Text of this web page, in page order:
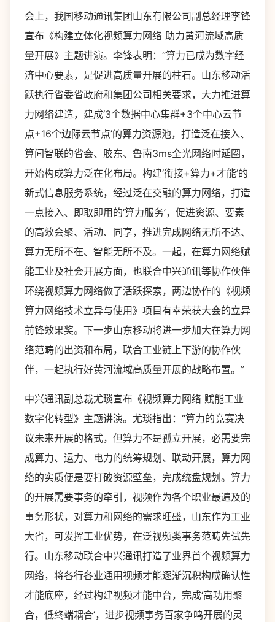
会上，我国移动通讯集团山东有限公司副总经理李锋
宣布《构建立体化视频算力网络 助力黄河流域高质
量开展》主题讲演。李锋表明：“算力已成为数字经
济中心要素，是促进高质量开展的柱石。山东移动活
跃执行省委省政府和集团公司相关要求，大力推进算
力网络建造，建成‘3个数据中心集群+3个中心云节
点+16个边际云节点’的算力资源池，打造泛在接入、
算间智联的省会、胶东、鲁南3ms全光网络时延圈，
开始构成算力泛在化布局。构建‘衔接+算力+才能’的
新式信息服务系统，经过泛在交融的算力网络，打造
一点接入、即取即用的‘算力服务’，促进资源、要素
的高效会聚、活动、同享，推进完成网络无所不达、
算力无所不在、智能无所不及。一起，在算力网络赋
能工业及社会开展方面，也联合中兴通讯等协作伙伴
环绕视频算力网络做了活跃探索，两边协作的《视频
算力网络技术立异与使用》项目有幸荣获大会的立异
前锋效果奖。下一步山东移动将进一步加大在算力网
络范畴的出资和布局，联合工业链上下游的协作伙
伴，一起执行好黄河流域高质量开展的战略布置。”
中兴通讯副总裁尤琰宣布《视频算力网络 赋能工业
数字化转型》主题讲演。尤琰指出：“算力的竞赛决
议未来开展的格式，但算力不是孤立开展，必需要完
成算力、运力、电力的统筹规划、联动开展，算力网
络的实质便是要打破资源壁垒，完成统盘规划。算力
的开展需要事务的牵引，视频作为各个职业最遍及的
事务形状，对算力和网络的需求旺盛，山东作为工业
大省，可发挥工业优势，在泛视频类事务范畴先试先
行。山东移动联合中兴通讯打造了业界首个视频算力
网络，将各行各业通用视频才能逐渐沉积构成确认性
才能底座，经过构建视频才能中台，完成‘高功用聚
合，低终端耦合’，进步视频事务百家争鸣开展的灵